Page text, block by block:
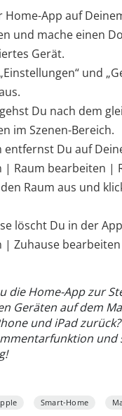
Home-App auf
und mache einen
Gerät.
und
Du nach dem
im Szenen-Bereich.
entfernst Du auf
| Raum bearbeiten |
Raum aus und
löscht Du in der
| Zuhause
die Home-App zur
Geräten auf dem
und iPad
und
Smart-Home